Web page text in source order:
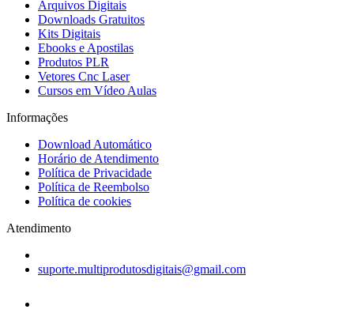
Arquivos Digitais
Downloads Gratuitos
Kits Digitais
Ebooks e Apostilas
Produtos PLR
Vetores Cnc Laser
Cursos em Vídeo Aulas
Informações
Download Automático
Horário de Atendimento
Política de Privacidade
Política de Reembolso
Política de cookies
Atendimento
suporte.multiprodutosdigitais@gmail.com